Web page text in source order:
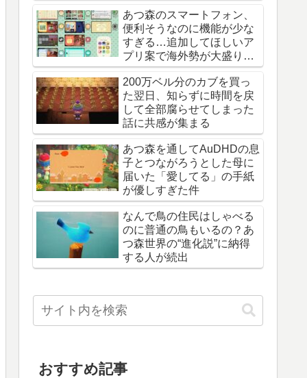
あつ森のスマートフォン、
便利そうなのに機能が少な
すぎる…追加してほしいア
プリ案で海外勢が大盛り上
がり
200万ベル分のカブを買っ
た翌日、知らずに時間を戻
して全部腐らせてしまった
話に共感が集まる
あつ森を通してAuDHDの息
子とつながろうとした母に
届いた「愛してる」の手紙
が優しすぎた件
なんで鳥の住民はしゃべる
のに普通の鳥もいるの？あ
つ森世界の“進化説”に納得
する人が続出
おすすめ記事